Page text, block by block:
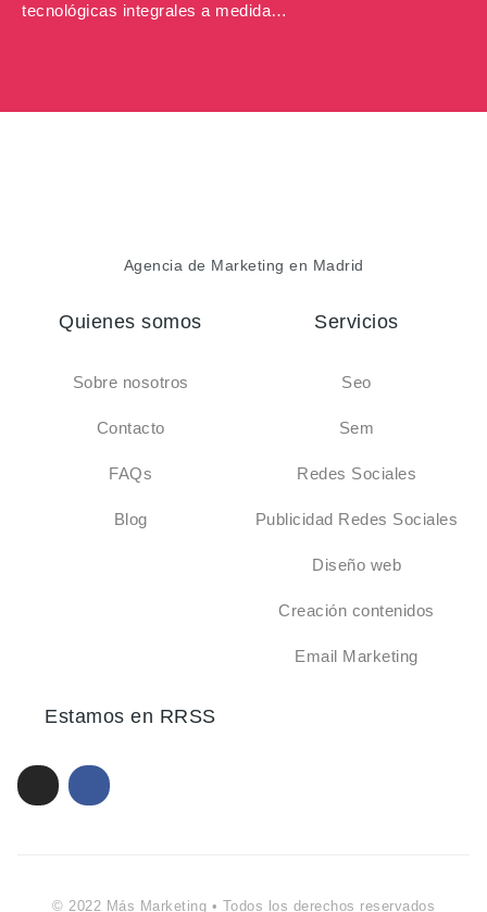
tecnológicas integrales a medida…
Agencia de Marketing en Madrid
Quienes somos
Sobre nosotros
Contacto
FAQs
Blog
Servicios
Seo
Sem
Redes Sociales
Publicidad Redes Sociales
Diseño web
Creación contenidos
Email Marketing
Estamos en RRSS
© 2022 Más Marketing • Todos los derechos reservados